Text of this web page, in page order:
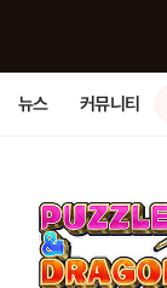
뉴스 커뮤니티